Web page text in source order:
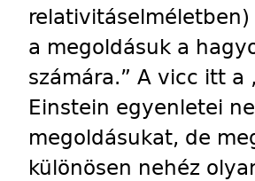
a megoldásuk a
számára.” A vicc itt
Einstein egyenletei
megoldásukat, de
különösen nehéz